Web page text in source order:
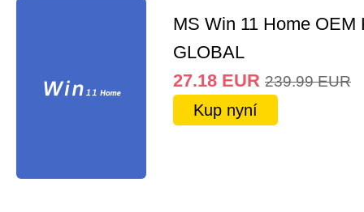
MS Win 11 Home OEM
GLOBAL
27.18 EUR 239.99 EUR
Kup nyní